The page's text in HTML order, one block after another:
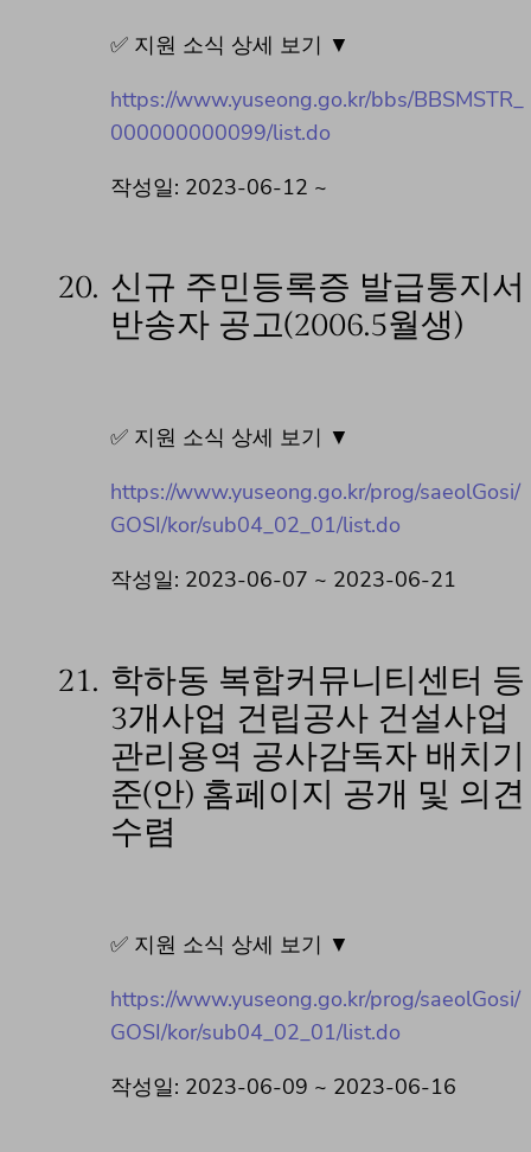
✅ 지원 소식 상세 보기 ▼
https://www.yuseong.go.kr/bbs/BBSMSTR_
000000000099/list.do
작성일: 2023-06-12 ~
20. 신규 주민등록증 발급통지서
반송자 공고(2006.5월생)
✅ 지원 소식 상세 보기 ▼
https://www.yuseong.go.kr/prog/saeolGosi/
GOSI/kor/sub04_02_01/list.do
작성일: 2023-06-07 ~ 2023-06-21
21. 학하동 복합커뮤니티센터 등
3개사업 건립공사 건설사업
관리용역 공사감독자 배치기
준(안) 홈페이지 공개 및 의견
수렴
✅ 지원 소식 상세 보기 ▼
https://www.yuseong.go.kr/prog/saeolGosi/
GOSI/kor/sub04_02_01/list.do
작성일: 2023-06-09 ~ 2023-06-16